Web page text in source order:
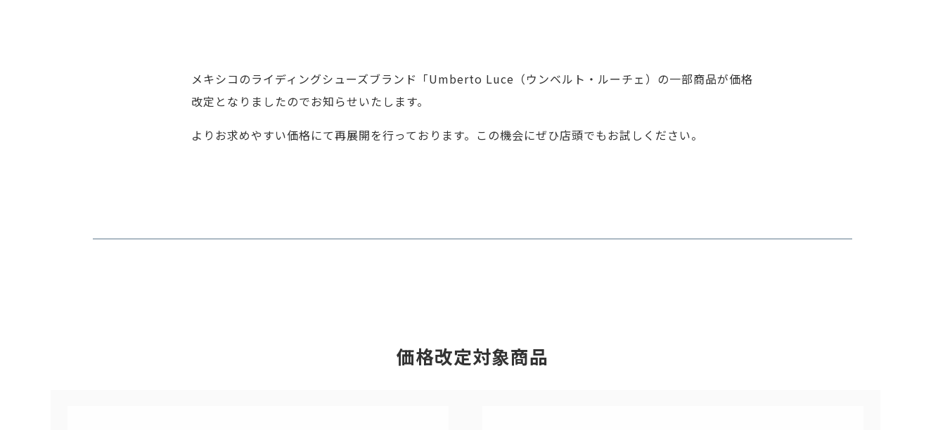
メキシコのライディングシューズブランド「Umberto Luce（ウンベルト・ルーチェ）の一部商品が価格
改定となりましたのでお知らせいたします。
よりお求めやすい価格にて再展開を行っております。この機会にぜひ店頭でもお試しください。
価格改定対象商品